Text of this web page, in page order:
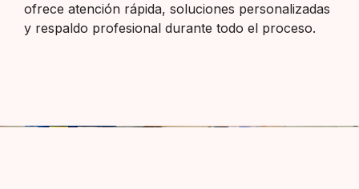
ofrece atención rápida, soluciones personalizadas
y respaldo profesional durante todo el proceso.